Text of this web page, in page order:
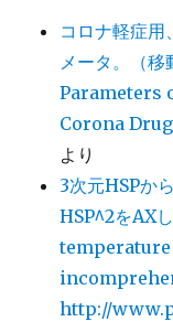
コロナ軽症用
メータ。（移
Parameters
Corona
より
3次元HSPか
HSP^2をAX
temperature
http://